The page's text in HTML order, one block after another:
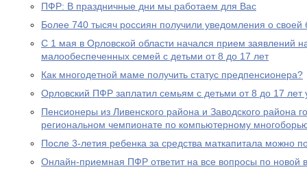
ПФР: В праздничные дни мы работаем для Вас
Более 740 тысяч россиян получили уведомления о
С 1 мая в Орловской области начался прием заявлений
малообеспеченных семей с детьми от 8 до 17 лет
Как многодетной маме получить статус предпенсионера?
Орловский ПФР заплатил семьям с детьми от 8 до 17
Пенсионеры из Ливенского района и Заводского района
региональном чемпионате по компьютерному
После 3-летия ребенка за средства маткапитала можно
Онлайн-приемная ПФР ответит на все вопросы по новой